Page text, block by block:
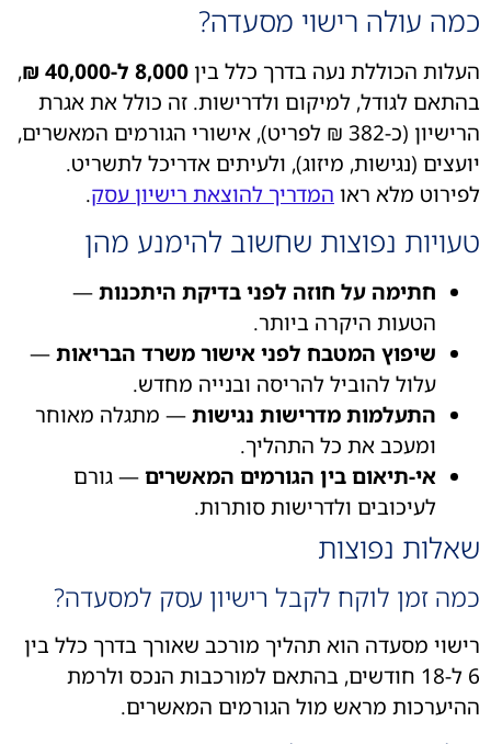
עולה רישוי מסעדה?
הכוללת נעה בדרך כלל בין8,000 ל-40,000 ₪
לגודל, למיקום ולדרישות. זה כולל את אגרת
הרישיון (כ-382 ₪ לפריט), אישורי הגורמים המאשרים,
(נגישות, מיזוג), ולעיתים אדריכל לתשריט.
מלא ראוהמדריך להוצאת רישיון עסק.
נפוצות שחשוב להימנע מהן
חתימה על חוזה לפני בדיקת היתכנות—
הטעות היקרה ביותר.
שיפוץ המטבח לפני אישור משרד הבריאות—
עלול להוביל להריסה ובנייה מחדש.
התעלמות מדרישות נגישות— מתגלה מאוחר
ומעכב את כל התהליך.
אי-תיאום בין הגורמים המאשרים— גורם
לעיכובים ולדרישות סותרות.
נפוצות
זמן לוקח לקבל רישיון עסק למסעדה?
מסעדה הוא תהליך מורכב שאורך בדרך כלל בין
6 ל-18 חודשים, בהתאם למורכבות הנכס ולרמת
מראש מול הגורמים המאשרים.